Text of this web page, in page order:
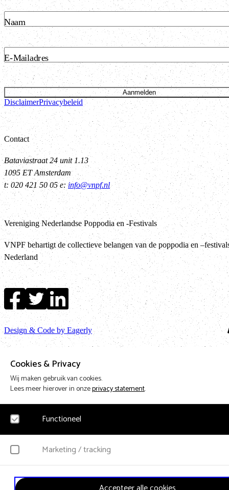
Cookies & Privacy
Wij maken gebruik van cookies.
Lees meer hierover in onzeprivacy statement.
Functioneel
Noodzakelijk
cookies geplaatst. Hierbij worden geen persoonsgegevens verzameld.
Marketing / tracking
YouTube
Naam
E-Mailadres
Aanmelden
DisclaimerPrivacybeleid
Contact
Bataviastraat 24 unit 1.13
1095 ET Amsterdam
t: 020 421 50 05 e:info@vnpf.nl
Vereniging Nederlandse Poppodia en -Festivals
VNPF behartigt de collectieve belangen van de poppodia en
Nederland
Design & Code by Eagerly